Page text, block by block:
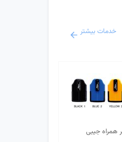
خدمات بیشتر
همراه جیبی